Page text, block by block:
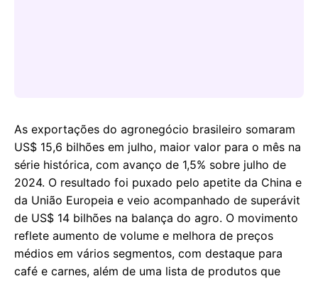
As exportações do agronegócio brasileiro somaram
US$ 15,6 bilhões em julho, maior valor para o mês na
série histórica, com avanço de 1,5% sobre julho de
2024. O resultado foi puxado pelo apetite da China e
da União Europeia e veio acompanhado de superávit
de US$ 14 bilhões na balança do agro. O movimento
reflete aumento de volume e melhora de preços
médios em vários segmentos, com destaque para
café e carnes, além de uma lista de produtos que